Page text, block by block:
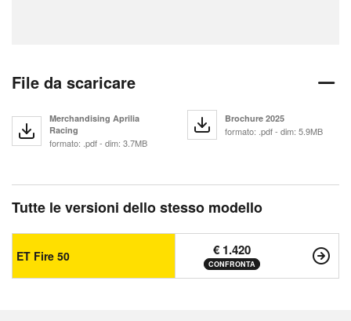
File da scaricare
Merchandising Aprilia
Racing
formato: .pdf - dim: 3.7MB
Brochure 2025
formato: .pdf - dim: 5.9MB
Tutte le versioni dello stesso modello
ET Fire 50 € 1.420
CONFRONTA